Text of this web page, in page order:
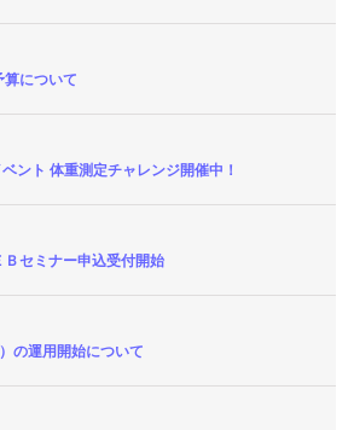
について
ント 体重測定チャレンジ開催中！
Ｂセミナー申込受付開始
の運用開始について